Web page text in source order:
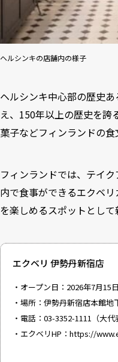
ヘルシンキの店舗内の様子
ヘルシンキ中心部の歴史
え、150年以上の歴史を誇
菓子などフィンランドの食
フィンランドでは、テイ
内で食事ができるエクベ
を楽しめるスポットとして
エクベリ 伊勢丹新宿店
・オープン日：2026年7月15日
・場所：伊勢丹新宿店本館地
・電話：03-3352-1111（大代
・エクベリHP： https://